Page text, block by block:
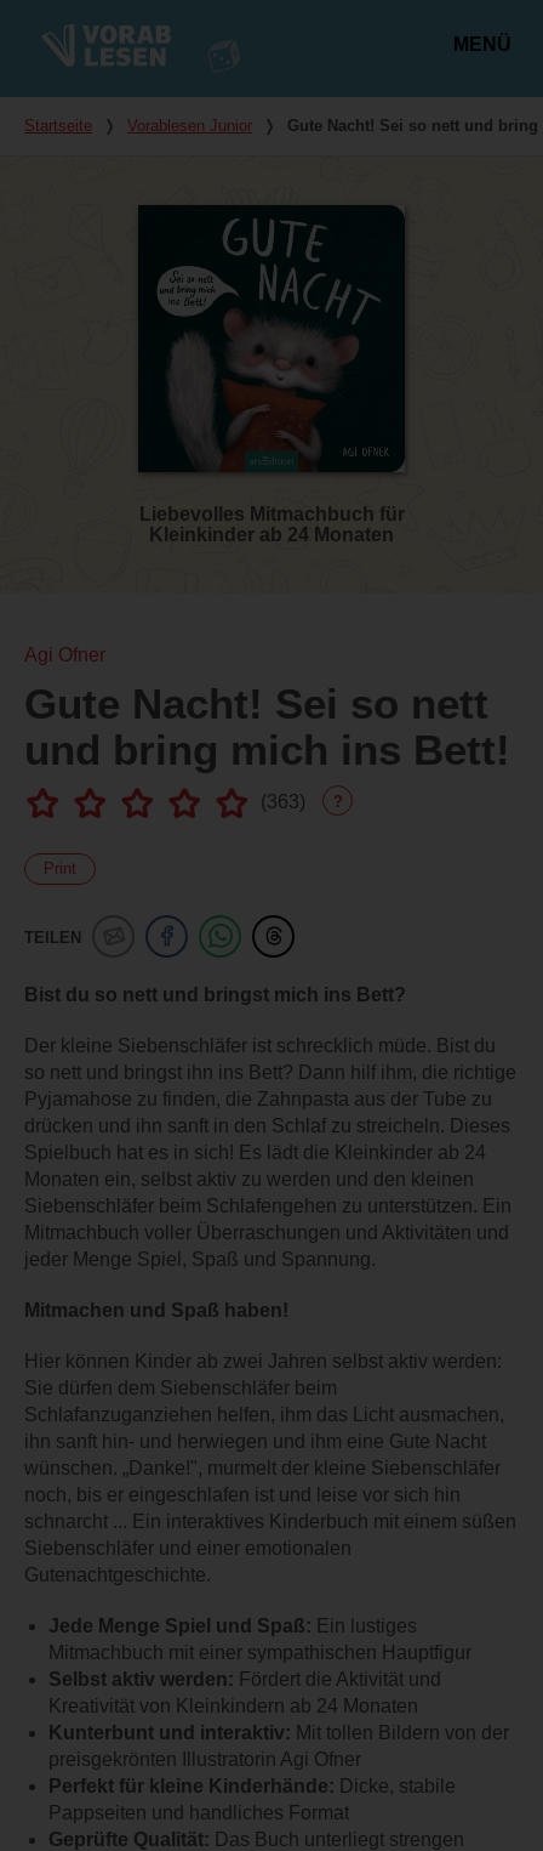
MENÜ
Du bist hier
Startseite ❭ Vorablesen Junior ❭ Gute Nacht! Sei so nett und
Liebevolles Mitmachbuch für
Kleinkinder ab 24 Monaten
Agi Ofner
Gute Nacht! Sei so nett
und bring mich ins Bett!
(363) ?
Print
TEILEN
Bist du so nett und bringst mich ins Bett?
Der kleine Siebenschläfer ist schrecklich müde. Bist du
so nett und bringst ihn ins Bett? Dann hilf ihm, die richtige
Pyjamahose zu finden, die Zahnpasta aus der Tube zu
drücken und ihn sanft in den Schlaf zu streicheln. Dieses
Spielbuch hat es in sich! Es lädt die Kleinkinder ab 24
Monaten ein, selbst aktiv zu werden und den kleinen
Siebenschläfer beim Schlafengehen zu unterstützen. Ein
Mitmachbuch voller Überraschungen und Aktivitäten und
jeder Menge Spiel, Spaß und Spannung.
Mitmachen und Spaß haben!
Hier können Kinder ab zwei Jahren selbst aktiv werden:
Sie dürfen dem Siebenschläfer beim
Schlafanzuganziehen helfen, ihm das Licht ausmachen,
ihn sanft hin- und herwiegen und ihm eine Gute Nacht
wünschen. „Danke!", murmelt der kleine Siebenschläfer
noch, bis er eingeschlafen ist und leise vor sich hin
schnarcht ... Ein interaktives Kinderbuch mit einem süßen
Siebenschläfer und einer emotionalen
Gutenachtgeschichte.
Jede Menge Spiel und Spaß: Ein lustiges
Mitmachbuch mit einer sympathischen Hauptfigur
Selbst aktiv werden: Fördert die Aktivität und
Kreativität von Kleinkindern ab 24 Monaten
Kunterbunt und interaktiv: Mit tollen Bildern von der
preisgekrönten Illustratorin Agi Ofner
Perfekt für kleine Kinderhände: Dicke, stabile
Pappseiten und handliches Format
Geprüfte Qualität: Das Buch unterliegt strengen